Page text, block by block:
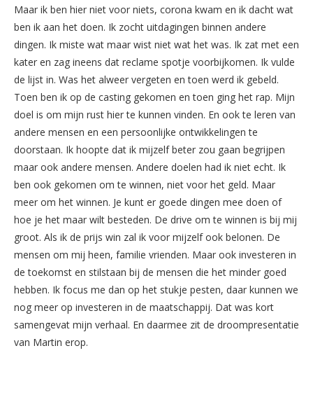
Maar ik ben hier niet voor niets, corona kwam en ik dacht wat
ben ik aan het doen. Ik zocht uitdagingen binnen andere
dingen. Ik miste wat maar wist niet wat het was. Ik zat met een
kater en zag ineens dat reclame spotje voorbijkomen. Ik vulde
de lijst in. Was het alweer vergeten en toen werd ik gebeld.
Toen ben ik op de casting gekomen en toen ging het rap. Mijn
doel is om mijn rust hier te kunnen vinden. En ook te leren van
andere mensen en een persoonlijke ontwikkelingen te
doorstaan. Ik hoopte dat ik mijzelf beter zou gaan begrijpen
maar ook andere mensen. Andere doelen had ik niet echt. Ik
ben ook gekomen om te winnen, niet voor het geld. Maar
meer om het winnen. Je kunt er goede dingen mee doen of
hoe je het maar wilt besteden. De drive om te winnen is bij mij
groot. Als ik de prijs win zal ik voor mijzelf ook belonen. De
mensen om mij heen, familie vrienden. Maar ook investeren in
de toekomst en stilstaan bij de mensen die het minder goed
hebben. Ik focus me dan op het stukje pesten, daar kunnen we
nog meer op investeren in de maatschappij. Dat was kort
samengevat mijn verhaal. En daarmee zit de droompresentatie
van Martin erop.